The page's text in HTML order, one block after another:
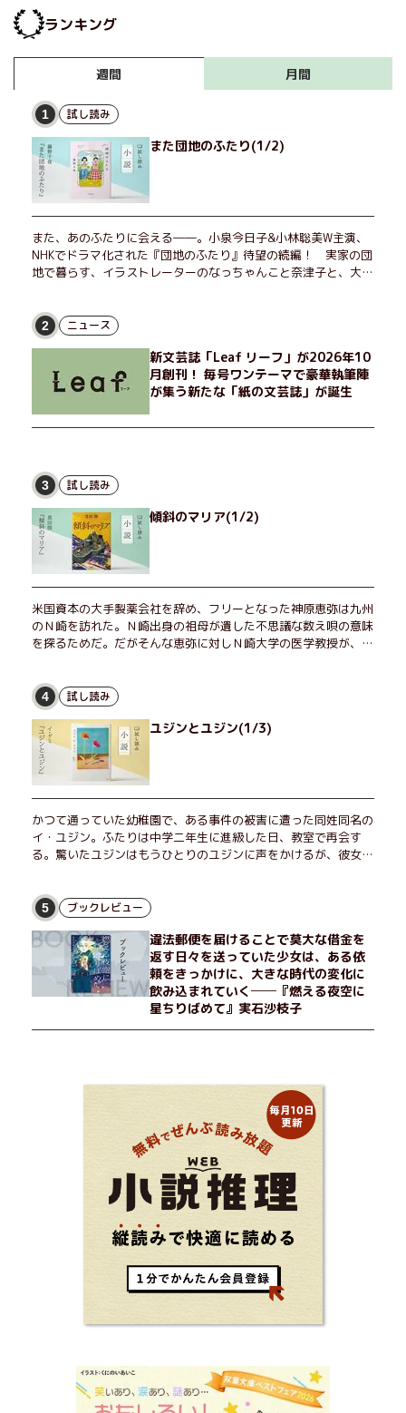
ランキング
週間 月間
1 試し読み
また団地のふたり(1/2)
また、あのふたりに会える――。小泉今日子&小林聡美W主演、
NHKでドラマ化された『団地のふたり』待望の続編！ 実家の団
地で暮らす、イラストレーターのなっちゃんこと奈津子と、大学
げたり、部屋でふたりだけの「台湾映画祭」を催したり。50代
独身、幼なじみの変わらぬ友情とささやかな幸せの日々を描く。
2 ニュース
新文芸誌「Leaf リーフ」が2026年10
月創刊！ 毎号ワンテーマで豪華執筆陣
が集う新たな「紙の文芸誌」が誕生
3 試し読み
傾斜のマリア(1/2)
米国資本の大手製薬会社を辞め、フリーとなった神原恵弥は九州
のＮ崎を訪れた。Ｎ崎出身の祖母が遺した不思議な数え唄の意味
を探るためだ。だがそんな恵弥に対しＮ崎大学の医学教授が、米
恵弥は、まるで影のような存在の博士とまみえることはできるの
か？ そして、唄の歌詞「かたむくマリア」に込められた秘密と
は？ 謎めいたラストが鮮烈な余韻を残すシリーズ第四作！
4 試し読み
ユジンとユジン(1/3)
かつて通っていた幼稚園で、ある事件の被害に遭った同姓同名の
イ・ユジン。ふたりは中学二年生に進級した日、教室で再会す
る。驚いたユジンはもうひとりのユジンに声をかけるが、彼女は
トセラー小説の邦訳版。
5 ブックレビュー
違法郵便を届けることで莫大な借金を
返す日々を送っていた少女は、ある依
頼をきっかけに、大きな時代の変化に
飲み込まれていく──『燃える夜空に
星ちりばめて』実石沙枝子